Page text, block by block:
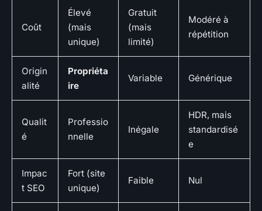
Coût
Élevé
(mais
unique)
Gratuit
(mais
limité)
Modéré à
répétition
Origin
alité
Propriéta
ire
Variable Générique
Qualit
é
Professio
nnelle
Inégale
HDR, mais
standardisé
e
Impac
t SEO
Fort (site
unique)
Faible Nul